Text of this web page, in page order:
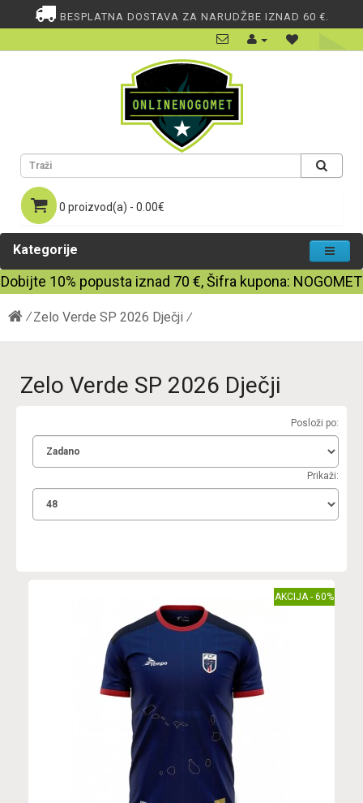
BESPLATNA DOSTAVA ZA NARUDŽBE IZNAD 60 €.
0 proizvod(a) - 0.00€
Kategorije
Dobijte 10% popusta iznad 70 €, Šifra kupona: NOGOMET
Zelo Verde SP 2026 Dječji
Zelo Verde SP 2026 Dječji
Posloži po:
Prikaži:
AKCIJA - 60%